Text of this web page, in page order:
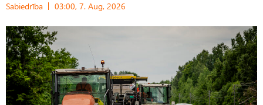
Sabiedrība 03:00, 7. Aug, 2026